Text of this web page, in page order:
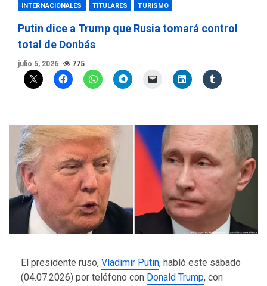
INTERNACIONALES TITULARES TURISMO
Putin dice a Trump que Rusia tomará control
total de Donbás
julio 5, 2026 775
El presidente ruso, Vladimir Putin, habló este sábado
(04.07.2026) por teléfono con Donald Trump, con